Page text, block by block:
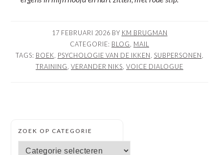
17 FEBRUARI 2026 BY KM BRUGMAN
CATEGORIE: BLOG
MAIL
TAGS: BOEK PSYCHOLOGIE VAN DE IKKEN SUBPERSONEN
TRAINING VERANDER NIKS VOICE DIALOGUE
SECUNDAIRE
SIDEBAR
ZOEK OP CATEGORIE
Zoek